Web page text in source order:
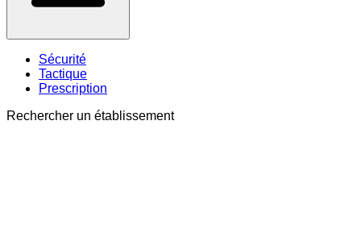
Sécurité
Tactique
Prescription
Rechercher un établissement